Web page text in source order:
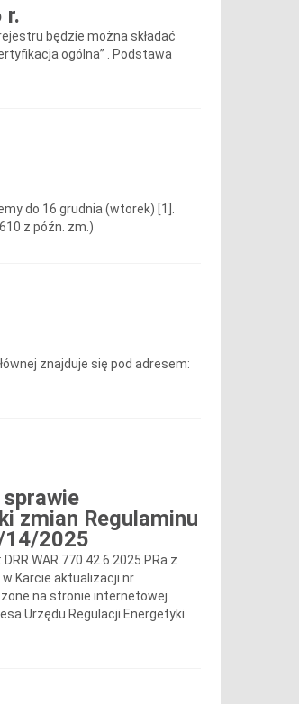
r.
będzie można składać
ogólna” . Podstawa
do 16 grudnia (wtorek) [1].
z późn. zm.)
znajduje się pod adresem:
zmian Regulaminu
14/2025
z
w Karcie aktualizacji nr
na stronie internetowej
Urzędu Regulacji Energetyki